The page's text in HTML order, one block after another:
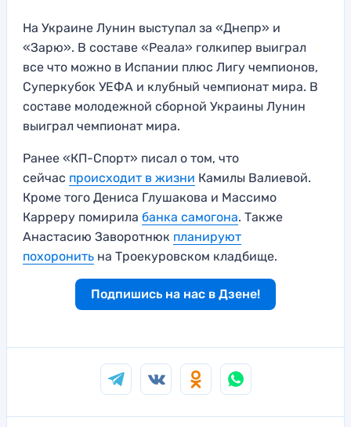
На Украине Лунин выступал за «Днепр» и
«Зарю». В составе «Реала» голкипер выиграл
все что можно в Испании плюс Лигу чемпионов,
Суперкубок УЕФА и клубный чемпионат мира. В
составе молодежной сборной Украины Лунин
выиграл чемпионат мира.
Ранее «КП-Спорт» писал о том, что
сейчас происходит в жизни Камилы Валиевой.
Кроме того Дениса Глушакова и Массимо
Карреру помирила банка самогона. Также
Анастасию Заворотнюк планируют
похоронить на Троекуровском кладбище.
Подпишись на нас в Дзене!